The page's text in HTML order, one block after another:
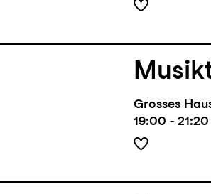
Grosses
19:00 - 21:20